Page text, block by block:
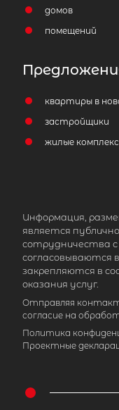
домов
помещений
квартиры в
застройщики
жилые
Информация,
является
сотрудничества
согласовываются
закрепляются в
оказания услуг.
Отправляя
согласие на
Политика
Проектные